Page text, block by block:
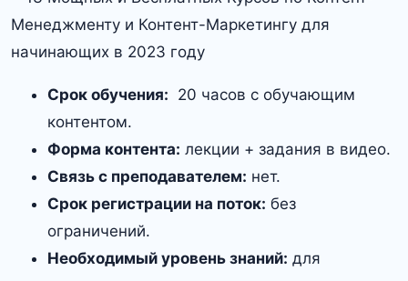
Срок обучения: 20 часов с обучающим
контентом.
Форма контента: лекции + задания в видео.
Связь с преподавателем: нет.
Срок регистрации на поток: без
ограничений.
Необходимый уровень знаний: для